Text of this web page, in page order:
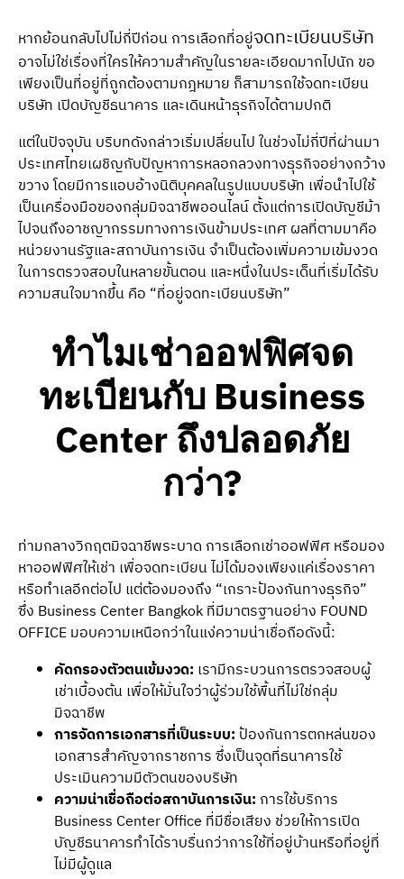
หากย้อนกลับไปไม่กี่ปีก่อน การเลือกที่อยู่จดทะเบียนบริษัท
อาจไม่ใช่เรื่องที่ใครให้ความสำคัญในรายละเอียดมากไปนัก ขอ
เพียงเป็นที่อยู่ที่ถูกต้องตามกฎหมาย ก็สามารถใช้จดทะเบียน
บริษัท เปิดบัญชีธนาคาร และเดินหน้าธุรกิจได้ตามปกติ
แต่ในปัจจุบัน บริบทดังกล่าวเริ่มเปลี่ยนไป ในช่วงไม่กี่ปีที่ผ่านมา
ประเทศไทยเผชิญกับปัญหาการหลอกลวงทางธุรกิจอย่างกว้าง
ขวาง โดยมีการแอบอ้างนิติบุคคลในรูปแบบบริษัท เพื่อนำไปใช้
เป็นเครื่องมือของกลุ่มมิจฉาชีพออนไลน์ ตั้งแต่การเปิดบัญชีม้า
ไปจนถึงอาชญากรรมทางการเงินข้ามประเทศ ผลที่ตามมาคือ
หน่วยงานรัฐและสถาบันการเงิน จำเป็นต้องเพิ่มความเข้มงวด
ในการตรวจสอบในหลายขั้นตอน และหนึ่งในประเด็นที่เริ่มได้รับ
ความสนใจมากขึ้น คือ “ที่อยู่จดทะเบียนบริษัท”
ทำไมเช่าออฟฟิศจด
ทะเบียนกับ Business
Centerถึงปลอดภัย
กว่า?
ท่ามกลางวิกฤตมิจฉาชีพระบาด การเลือกเช่าออฟฟิศ หรือมอง
หาออฟฟิศให้เช่า เพื่อจดทะเบียน ไม่ได้มองเพียงแค่เรื่องราคา
หรือทำเลอีกต่อไป แต่ต้องมองถึง “เกราะป้องกันทางธุรกิจ”
ซึ่ง Business Center Bangkok ที่มีมาตรฐานอย่าง FOUND
OFFICE มอบความเหนือกว่าในแง่ความน่าเชื่อถือดังนี้:
คัดกรองตัวตนเข้มงวด: เรามีกระบวนการตรวจสอบผู้
เช่าเบื้องต้น เพื่อให้มั่นใจว่าผู้ร่วมใช้พื้นที่ไม่ใช่กลุ่ม
มิจฉาชีพ
การจัดการเอกสารที่เป็นระบบ: ป้องกันการตกหล่นของ
เอกสารสำคัญจากราชการ ซึ่งเป็นจุดที่ธนาคารใช้
ประเมินความมีตัวตนของบริษัท
ความน่าเชื่อถือต่อสถาบันการเงิน: การใช้บริการ
Business Center Office ที่มีชื่อเสียง ช่วยให้การเปิด
บัญชีธนาคารทำได้ราบรื่นกว่าการใช้ที่อยู่บ้านหรือที่อยู่ที่
ไม่มีผู้ดูแล